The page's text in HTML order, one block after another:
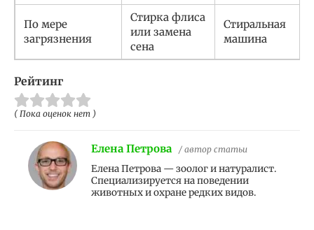
По мере
загрязнения
Стирка флиса
или замена
сена
Стиральная
машина
Рейтинг
( Пока оценок нет )
Елена Петрова / автор статьи
Елена Петрова — зоолог и натуралист.
Специализируется на поведении
животных и охране редких видов.